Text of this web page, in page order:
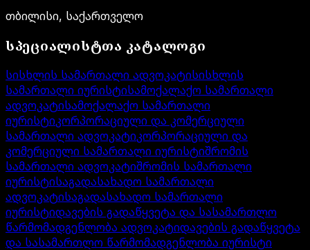
თბილისი, საქართველო
სპეციალისტთა კატალოგი
სისხლის სამართალი ადვოკატისისხლის
სამართალი იურისტისამოქალაქო სამართალი
ადვოკატისამოქალაქო სამართალი
იურისტიკორპორაციული და კომერციული
სამართალი ადვოკატიკორპორაციული და
კომერციული სამართალი იურისტიშრომის
სამართალი ადვოკატიშრომის სამართალი
იურისტისაგადასახადო სამართალი
ადვოკატისაგადასახადო სამართალი
იურისტიდავების გადაწყვეტა და სასამართლო
წარმომადგენლობა ადვოკატიდავების გადაწყვეტა
და სასამართლო წარმომადგენლობა იურისტი